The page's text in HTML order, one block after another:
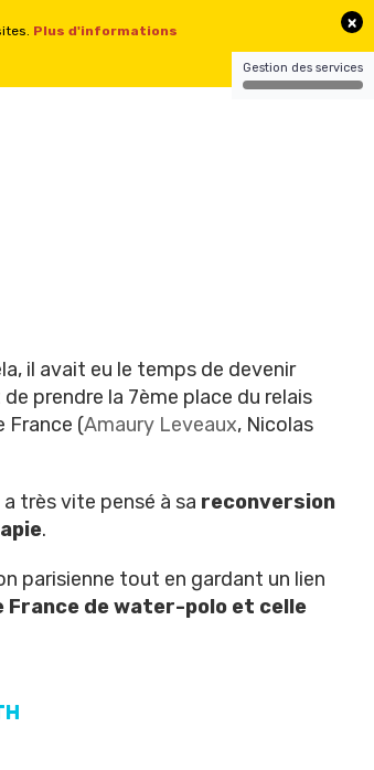
il avait eu le temps de devenir
de prendre la 7ème place du relais
France (Amaury Leveaux, Nicolas
très vite pensé à sa reconversion
.
parisienne tout en gardant un lien
France de water-polo et celle